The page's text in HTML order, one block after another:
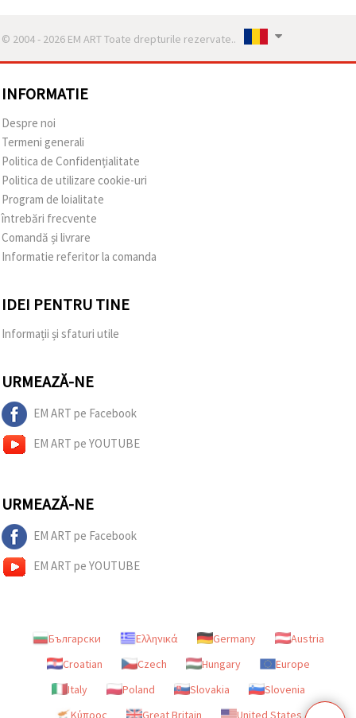
© 2004 - 2026 EM ART Toate drepturile rezervate..
INFORMATIE
Despre noi
Termeni generali
Politica de Confidențialitate
Politica de utilizare cookie-uri
Program de loialitate
întrebări frecvente
Comandă și livrare
Informatie referitor la comanda
IDEI PENTRU TINE
Informații și sfaturi utile
URMEAZĂ-NE
EM ART pe Facebook
EM ART pe YOUTUBE
URMEAZĂ-NE
EM ART pe Facebook
EM ART pe YOUTUBE
Български Ελληνικά Germany
Austria
Croatian
Czech Hungary
Europe
Italy
Poland Slovakia
Slovenia
Κύπρος
Great Britain United States